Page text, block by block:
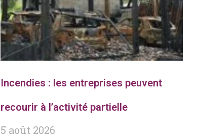
Incendies : les entreprises peuvent
recourir à l’activité partielle
5 août 2026